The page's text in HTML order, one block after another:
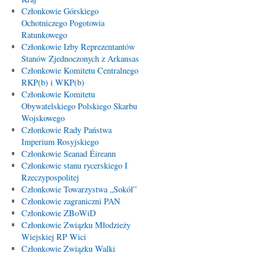
Członkowie Górskiego
Ochotniczego Pogotowia
Ratunkowego
Członkowie Izby Reprezentantów
Stanów Zjednoczonych z Arkansas
Członkowie Komitetu Centralnego
RKP(b) i WKP(b)
Członkowie Komitetu
Obywatelskiego Polskiego Skarbu
Wojskowego
Członkowie Rady Państwa
Imperium Rosyjskiego
Członkowie Seanad Éireann
Członkowie stanu rycerskiego I
Rzeczypospolitej
Członkowie Towarzystwa „Sokół”
Członkowie zagraniczni PAN
Członkowie ZBoWiD
Członkowie Związku Młodzieży
Wiejskiej RP Wici
Członkowie Związku Walki